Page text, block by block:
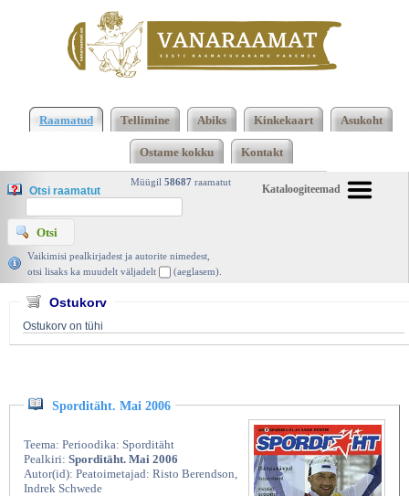
Mai 2006, SK Reval-Sport 2006 | vanaraamat. ee
Raamatud Tellimine Abiks Kinkekaart Asukoht
Ostame kokku Kontakt
Kataloogiteemad
Müügil 58687 raamatut
Otsi raamatut
Vaikimisi pealkirjadest ja autorite nimedest,
otsi lisaks ka muudelt väljadelt
(aeglasem).
Ostukorv
Ostukorv on tühi
Sporditäht. Mai 2006
Teema: Perioodika: Sporditäht
Pealkiri: Sporditäht. Mai 2006
Autor(id): Peatoimetajad: Risto Berendson,
Indrek Schwede